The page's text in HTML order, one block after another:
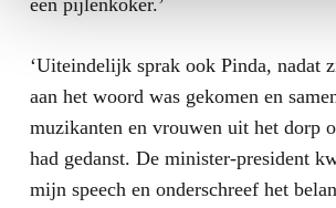
een pijlenkoker.’
‘Uiteindelijk sprak ook Pinda, nadat
aan het woord was gekomen en
muzikanten en vrouwen uit het dorp
had gedanst. De minister-president
mijn speech en onderschreef het